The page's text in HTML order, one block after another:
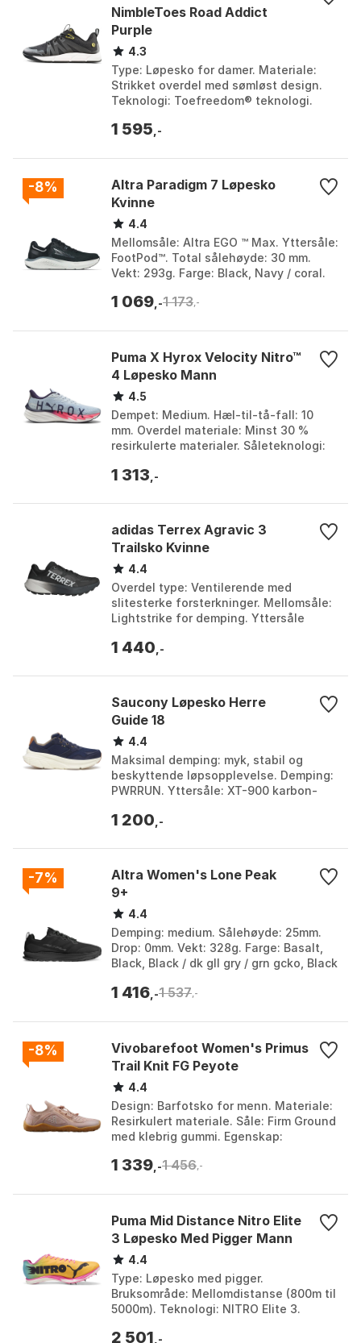
NimbleToes Road Addict
Purple
4.3
Type: Løpesko for damer. Materiale:
Strikket overdel med sømløst design.
Teknologi: Toefreedom® teknologi.
mellomsåle, null dropp, god...
1 595 ,-
-8%
Altra Paradigm 7 Løpesko
Kvinne
4.4
Mellomsåle: Altra EGO ™ Max. Yttersåle:
FootPod™. Total sålehøyde: 30 mm.
Vekt: 293g. Farge: Black, Navy / coral.
1 069 ,-1 173,-
Puma X Hyrox Velocity Nitro™
4 Løpesko Mann
4.5
Dempet: Medium. Hæl-til-tå-fall: 10
mm. Overdel materiale: Minst 30 %
resirkulerte materialer. Såleteknologi:
høy sprett og...
1 313 ,-
adidas Terrex Agravic 3
Trailsko Kvinne
4.4
Overdel type: Ventilerende med
slitesterke forsterkninger. Mellomsåle:
Lightstrike for demping. Yttersåle
Yttersåle knotter: 4 m...
1 440 ,-
Saucony Løpesko Herre
Guide 18
4.4
Maksimal demping: myk, stabil og
beskyttende løpsopplevelse. Demping:
PWRRUN. Yttersåle: XT-900 karbon-
272g. Farge: Black, B...
1 200 ,-
-7%
Altra Women's Lone Peak
9+
4.4
Demping: medium. Sålehøyde: 25mm.
Drop: 0mm. Vekt: 328g. Farge: Basalt,
Black, Black / dk gll gry / grn gcko, Black
...1 416 ,-1 537 ,-
-8%
Vivobarefoot Women's Primus
Trail Knit FG Peyote
4.4
Design: Barfotsko for menn. Materiale:
Resirkulert materiale. Såle: Firm Ground
med klebrig gummi. Egenskap:
Eclipse, Eclipse...
1 339 ,-1 456,-
Puma Mid Distance Nitro Elite
3 Løpesko Med Pigger Mann
4.4
Type: Løpesko med pigger.
Bruksområde: Mellomdistanse (800m til
5000m). Teknologi: NITRO Elite 3.
Farge: Poison pink / sun str...
2 501 ,-